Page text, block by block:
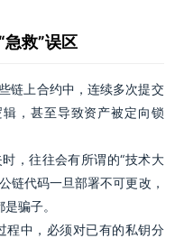
急救”误区
链上合约中，连续多次提交
，甚至导致资产被定向锁
，往往会有所谓的“技术大
链代码一旦部署不可更改，
骗子。
中，必须对已有的私钥分